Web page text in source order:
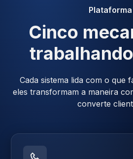
Plataforma
Cinco
Cada sistema lida com o que
eles transformam a maneira
converte